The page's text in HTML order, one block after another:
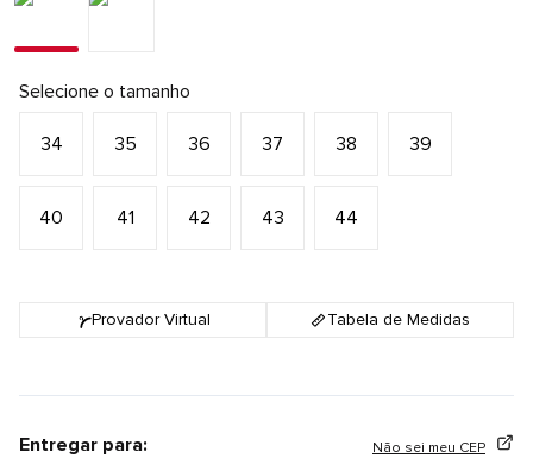
Selecione o tamanho
34 35 36 37 38 39
40 41 42 43 44
Provador Virtual Tabela de Medidas
Entregar para: Não sei meu CEP